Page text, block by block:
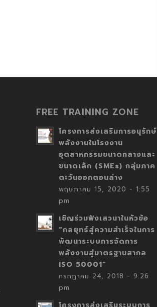
FREE TRAINING ZONE
โครงการส่งเสริมการอนุรักษ์
พลังงานในโรงงาน
อุตสาหกรรมขนาดกลางและ
ขนาดเล็ก (SMEs) กลุ่มภาค
ตะวันออกตอนล่าง
พฤษภาคม 15, 2020 - 1:55
pm
เชิญร่วมฟังเสวนาในหัวข้อ
“กลยุทธ์สู่ความสำเร็จในการ
พัฒนาระบบการจัดการ
พลังงานสู่มาตรฐานสากล
ISO 50001”
กรกฎาคม 24, 2018 - 9:26
pm